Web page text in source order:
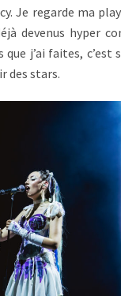
Je regarde ma
devenus hyper
que j’ai faites, c’est
des stars.